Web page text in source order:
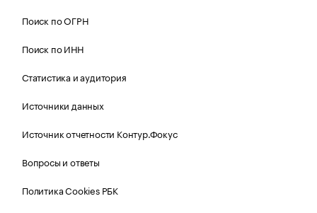
Поиск по ОГРН
Поиск по ИНН
Статистика и аудитория
Источники данных
Источник отчетности Контур.Фокус
Вопросы и ответы
Политика Cookies РБК